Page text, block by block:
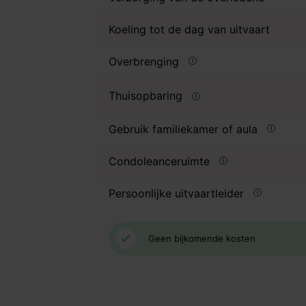
Koeling tot de dag van uitvaart
Overbrenging
Thuisopbaring
Gebruik familiekamer of aula
Condoleanceruimte
Persoonlijke uitvaartleider
Geen bijkomende kosten